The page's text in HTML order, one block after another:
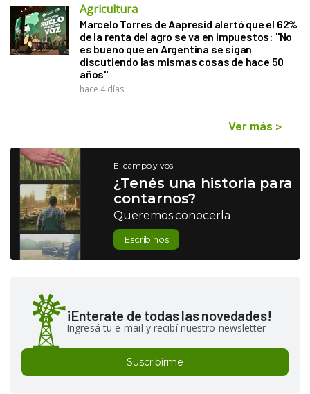
Agricultura
Marcelo Torres de Aapresid alertó que el 62%
de la renta del agro se va en impuestos: "No
es bueno que en Argentina se sigan
discutiendo las mismas cosas de hace 50
años"
hace 4 días
Ver más >
El campo y vos
¿Tenés una historia para
contarnos?
Queremos conocerla
Escribinos
¡Enterate de todas las novedades!
Ingresá tu e-mail y recibí nuestro newsletter
Suscribirme